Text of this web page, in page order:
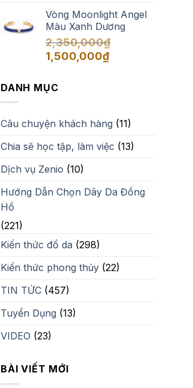
Vòng Moonlight Angel
Màu Xanh Dương
2,350,000₫
Giá
2,350,000₫.
1,500,000₫Giá
DANH MỤC
Câu chuyện khách hàng (11)
Chia sẽ học tập, làm việc (13)
Dịch vụ Zenio (10)
Hướng Dẫn Chọn Dây Da Đồng
Hồ
(221)
Kiến thức đồ da (298)
Kiến thức phong thủy (22)
TIN TỨC (457)
Tuyển Dụng (13)
VIDEO (23)
BÀI VIẾT MỚI